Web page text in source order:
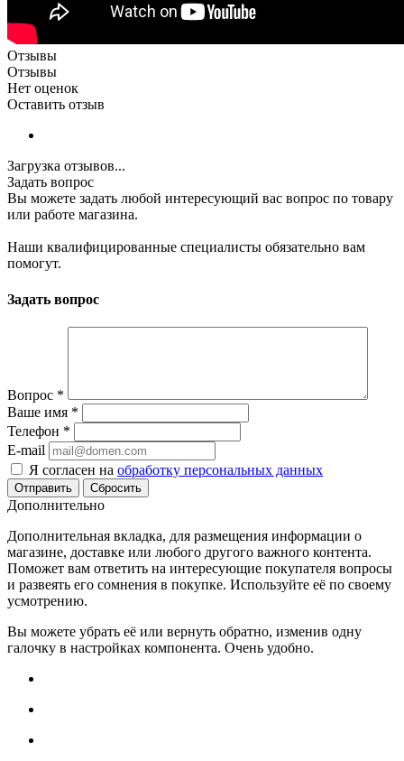
Отзывы
Отзывы
Нет оценок
Оставить отзыв
Загрузка отзывов...
Задать вопрос
Вы можете задать любой интересующий вас вопрос по товару
или работе магазина.
Наши квалифицированные специалисты обязательно вам
помогут.
Задать вопрос
Вопрос *
Ваше имя *
Телефон *
E-mail
Я согласен на обработку персональных данных
Сбросить
Дополнительно
Дополнительная вкладка, для размещения информации о
магазине, доставке или любого другого важного контента.
Поможет вам ответить на интересующие покупателя вопросы
и развеять его сомнения в покупке. Используйте её по своему
усмотрению.
Вы можете убрать её или вернуть обратно, изменив одну
галочку в настройках компонента. Очень удобно.